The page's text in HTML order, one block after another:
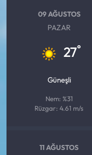
09 AĞUSTOS
PAZAR
27°
Güneşli
Nem: %31
Rüzgar: 4.61 m/s
11 AĞUSTOS